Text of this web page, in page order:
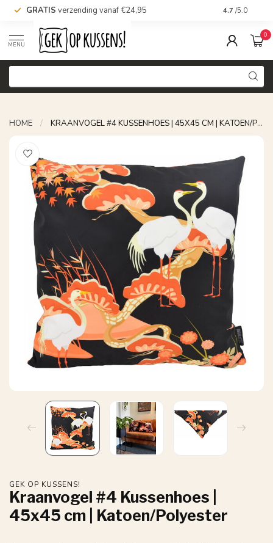
GRATIS verzending vanaf €24,95 Voor 16.00
4.7 /5.0
MENU
0
HOME / KRAANVOGEL #4 KUSSENHOES | 45X45 CM | KATOEN/POLYESTER
GEK OP KUSSENS!
Kraanvogel #4 Kussenhoes |
45x45 cm | Katoen/Polyester